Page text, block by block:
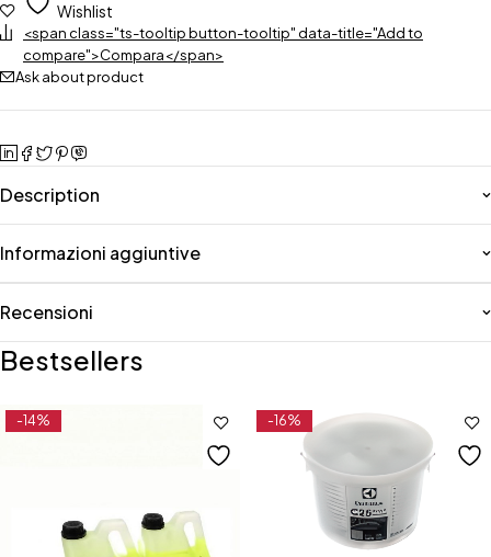
Wishlist
<span class="ts-tooltip button-tooltip" data-title="Add to
compare">Compara</span>
Ask about product
Description
Informazioni aggiuntive
Recensioni
Bestsellers
-14% -16%